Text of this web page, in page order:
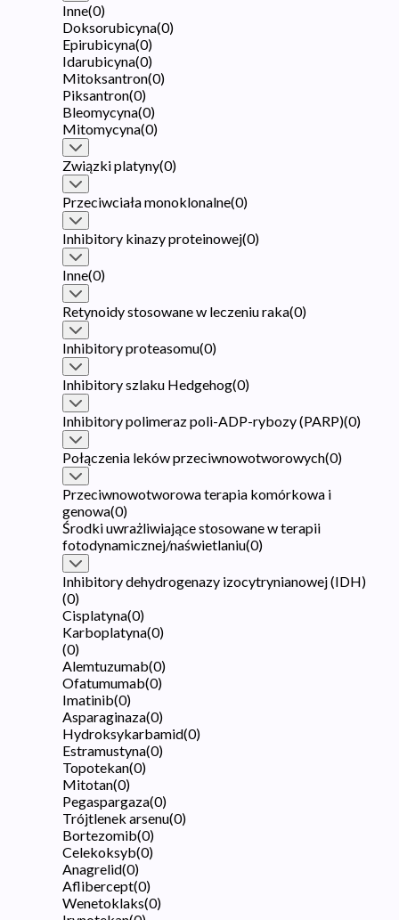
Inne(0)
Doksorubicyna(0)
Epirubicyna(0)
Idarubicyna(0)
Mitoksantron(0)
Piksantron(0)
Bleomycyna(0)
Mitomycyna(0)
Związki platyny(0)
Przeciwciała monoklonalne(0)
Inhibitory kinazy proteinowej(0)
Inne(0)
Retynoidy stosowane w leczeniu raka(0)
Inhibitory proteasomu(0)
Inhibitory szlaku Hedgehog(0)
Inhibitory polimeraz poli-ADP-rybozy (PARP)(0)
Połączenia leków przeciwnowotworowych(0)
Przeciwnowotworowa terapia komórkowa i
genowa(0)
Środki uwrażliwiające stosowane w terapii
fotodynamicznej/naświetlaniu(0)
Inhibitory dehydrogenazy izocytrynianowej (IDH)
(0)
Cisplatyna(0)
Karboplatyna(0)
(0)
Alemtuzumab(0)
Ofatumumab(0)
Imatinib(0)
Asparaginaza(0)
Hydroksykarbamid(0)
Estramustyna(0)
Topotekan(0)
Mitotan(0)
Pegaspargaza(0)
Trójtlenek arsenu(0)
Bortezomib(0)
Celekoksyb(0)
Anagrelid(0)
Aflibercept(0)
Wenetoklaks(0)